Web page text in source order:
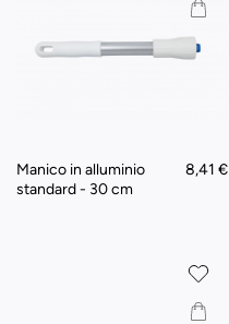
Manico in alluminio
standard - 30 cm
8,41 €